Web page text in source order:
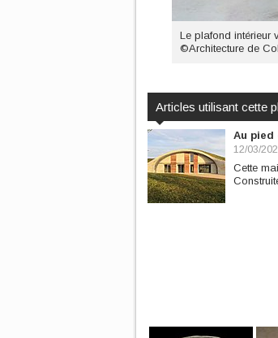
Le plafond intérieur
©Architecture de
Articles utilisant cette
Au pied
12/03/
Cette